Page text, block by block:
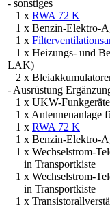
- sonstiges
1 x RWA 72 K
1 x Benzin-Elektro-
1 x
1 x Heizungs- und
LAK)
2 x
- Ausrüstung
1 x UKW-Funkgeräte
1 x Antennenanlage
1 x RWA 72 K
1 x Benzin-Elektro-
1 x Wechselstrom-
in Transportkiste
1 x Wechselstrom-
in Transportkiste
1 x